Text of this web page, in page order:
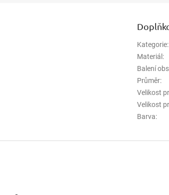
Kategorie:
Materiál :
Balení
Průměr:
Velikost
Velikost
Barva: